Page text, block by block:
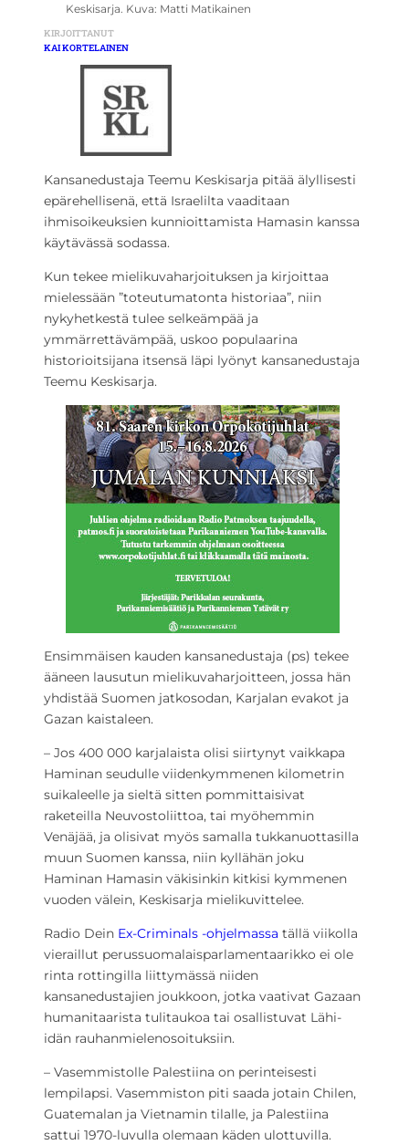
Keskisarja. Kuva: Matti Matikainen
KIRJOITTANUT
KAI KORTELAINEN
Kansanedustaja Teemu Keskisarja pitää älyllisesti
epärehellisenä, että Israelilta vaaditaan
ihmisoikeuksien kunnioittamista Hamasin kanssa
käytävässä sodassa.
Kun tekee mielikuvaharjoituksen ja kirjoittaa
mielessään ”toteutumatonta historiaa”, niin
nykyhetkestä tulee selkeämpää ja
ymmärrettävämpää, uskoo populaarina
historioitsijana itsensä läpi lyönyt kansanedustaja
Teemu Keskisarja.
Ensimmäisen kauden kansanedustaja (ps) tekee
ääneen lausutun mielikuvaharjoitteen, jossa hän
yhdistää Suomen jatkosodan, Karjalan evakot ja
Gazan kaistaleen.
– Jos 400 000 karjalaista olisi siirtynyt vaikkapa
Haminan seudulle viidenkymmenen kilometrin
suikaleelle ja sieltä sitten pommittaisivat
raketeilla Neuvostoliittoa, tai myöhemmin
Venäjää, ja olisivat myös samalla tukkanuottasilla
muun Suomen kanssa, niin kyllähän joku
Haminan Hamasin väkisinkin kitkisi kymmenen
vuoden välein, Keskisarja mielikuvittelee.
Radio Dein Ex-Criminals -ohjelmassa tällä viikolla
vieraillut perussuomalaisparlamentaarikko ei ole
rinta rottingilla liittymässä niiden
kansanedustajien joukkoon, jotka vaativat Gazaan
humanitaarista tulitaukoa tai osallistuvat Lähi-
idän rauhanmielenosoituksiin.
– Vasemmistolle Palestiina on perinteisesti
lempilapsi. Vasemmiston piti saada jotain Chilen,
Guatemalan ja Vietnamin tilalle, ja Palestiina
sattui 1970-luvulla olemaan käden ulottuvilla.